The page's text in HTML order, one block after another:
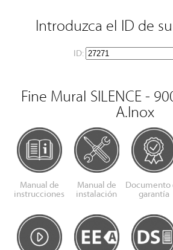
Introduzca el ID de
ID:
Fine Mural SILENCE -
A.Inox
Manual de
instrucciones
Manual de
instalación
Documento
garantía